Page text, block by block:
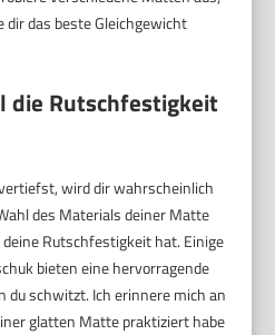
das beste Gleichgewicht
die Rutschfestigkeit
wird dir wahrscheinlich
des Materials deiner Matte
Rutschfestigkeit hat. Einige
bieten eine hervorragende
du schwitzt. Ich erinnere mich an
glatten Matte praktiziert habe